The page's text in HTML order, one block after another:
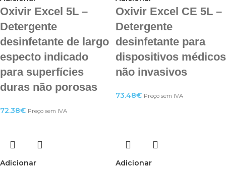
Oxivir Excel 5L –
Detergente
desinfetante de largo
especto indicado
para superfícies
duras não porosas
72.38€ Preço sem IVA
Oxivir Excel CE 5L –
Detergente
desinfetante para
dispositivos médicos
não invasivos
73.48€ Preço sem IVA
Adicionar Adicionar